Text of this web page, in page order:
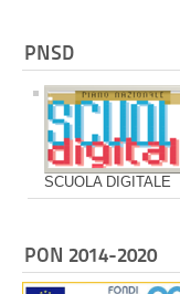
PNSD
SCUOLA DIGITALE
PON 2014-2020